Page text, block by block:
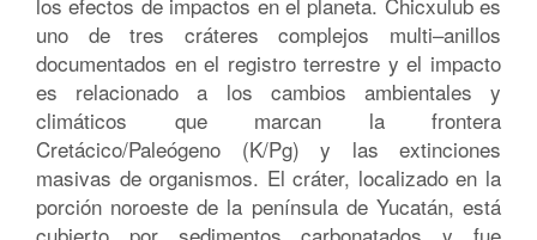
uno de tres cráteres complejos multi–anillos
documentados en el registro terrestre y el impacto
es relacionado a los cambios ambientales y
climáticos que marcan la frontera
Cretácico/Paleógeno (K/Pg) y las extinciones
masivas de organismos. El cráter, localizado en la
porción noroeste de la península de Yucatán, está